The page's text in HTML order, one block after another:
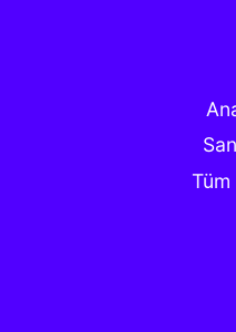
Tüm